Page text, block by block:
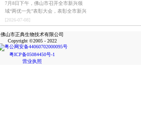
7月8日下午，佛山市召开全市新兴领
域“两优一先”表彰大会，表彰全市新兴
领域优秀共产党员、优秀党务工作者和
先进基层党组织，中共佛山市正典生物
技术有限公司支部委员会被评为佛山市
新兴领域先进基层党组织。
[2026-07-08]
佛山市正典生物技术有限公司
Copyright ©2005 - 2022
粤公网安备44060702000095号
粤ICP备05084450号-1
营业执照